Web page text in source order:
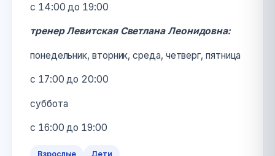
с 14:00 до 19:00
тренер Левитская Светлана Леонидовна:
понедельник, вторник, среда, четверг, пятница
с 17:00 до 20:00
суббота
с 16:00 до 19:00
Взрослые Дети